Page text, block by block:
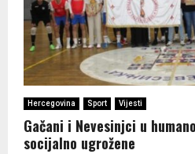
Hercegovina Sport Vijesti
Gačani i Nevesinjci u
socijalno ugrožene